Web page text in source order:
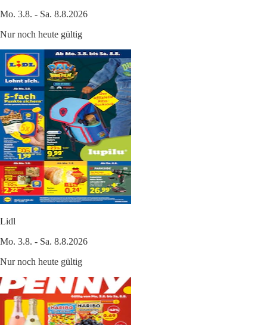
Mo. 3.8. - Sa. 8.8.2026
Nur noch heute gültig
Lidl
Mo. 3.8. - Sa. 8.8.2026
Nur noch heute gültig